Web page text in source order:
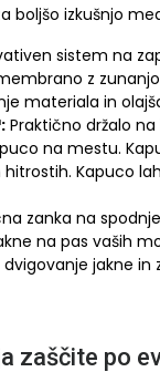
boljšo izkušnjo
sistem na
z
materiala in
Praktično držalo
na mestu.
hitrostih. Kapuco
zanka na
na pas vaših
jakne in
zaščite po